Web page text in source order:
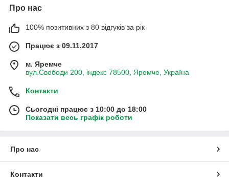
Про нас
100% позитивних з 80 відгуків за рік
Працює з 09.11.2017
м. Яремче
вул.Свободи 200, індекс 78500, Яремче, Україна
Контакти
Сьогодні працює з 10:00 до 18:00
Показати весь графік роботи
Про нас
Контакти